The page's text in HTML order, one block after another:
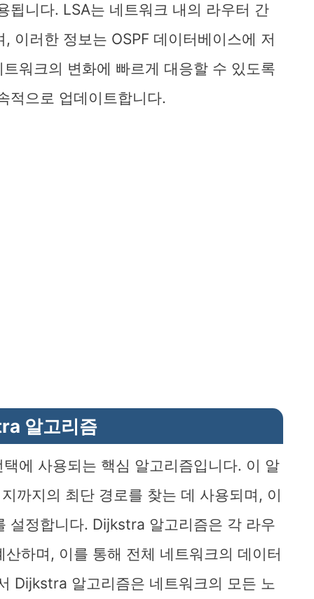
됩니다. LSA는 네트워크 내의 라우터 간
이러한 정보는 OSPF 데이터베이스에 저
워크의 변화에 빠르게 대응할 수 있도록
적으로 업데이트합니다.
알고리즘
에 사용되는 핵심 알고리즘입니다. 이 알
까지의 최단 경로를 찾는 데 사용되며, 이
설정합니다. Dijkstra 알고리즘은 각 라우
하며, 이를 통해 전체 네트워크의 데이터
Dijkstra 알고리즘은 네트워크의 모든 노